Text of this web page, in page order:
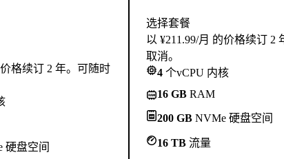
格续订 2 年。可随时
硬盘空间
选择套餐
以 ¥211.99/月 的价格续订 2
取消。
4 个vCPU 内核
16 GB RAM
200 GB NVMe 硬盘空间
16 TB 流量